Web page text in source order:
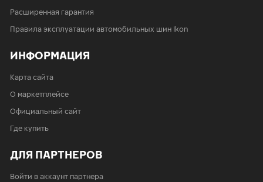
Расширенная гарантия
Правила эксплуатации автомобильных шин Ikon
ИНФОРМАЦИЯ
Карта сайта
О маркетплейсе
Официальный сайт
Где купить
ДЛЯ ПАРТНЕРОВ
Войти в аккаунт партнера